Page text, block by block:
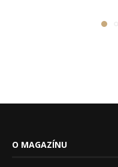
O MAGAZÍNU